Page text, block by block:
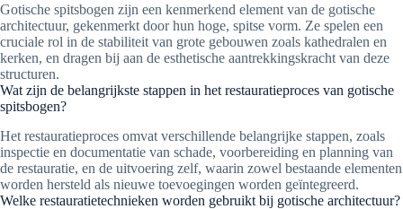
Gotische spitsbogen zijn een kenmerkend element van de gotische
architectuur, gekenmerkt door hun hoge, spitse vorm. Ze spelen een
cruciale rol in de stabiliteit van grote gebouwen zoals kathedralen en
kerken, en dragen bij aan de esthetische aantrekkingskracht van deze
structuren.
Wat zijn de belangrijkste stappen in het restauratieproces van gotische
spitsbogen?
Het restauratieproces omvat verschillende belangrijke stappen, zoals
inspectie en documentatie van schade, voorbereiding en planning van
de restauratie, en de uitvoering zelf, waarin zowel bestaande elementen
worden hersteld als nieuwe toevoegingen worden geïntegreerd.
Welke restauratietechnieken worden gebruikt bij gotische architectuur?